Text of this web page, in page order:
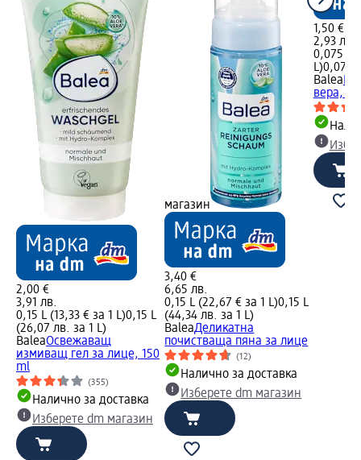
2,00 €
3,91 лв.
0,15 L (13,33 € за 1 L)0,15 L
(26,07 лв. за 1 L)
BaleaОсвежаващ
измиващ гел за лице, 150
ml
(355)
Налично за доставка
Изберете dm магазин
магазин
3,40 €
6,65 лв.
0,15 L (22,67 € за 1 L)0,15 L
(44,34 лв. за 1 L)
BaleaДеликатна
почистваща пяна за лице
(12)
Налично за доставка
Изберете dm магазин
1,50 €
2,93 лв.
0,075 L
L)0,075
Balea
вера,